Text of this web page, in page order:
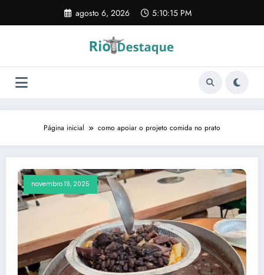
o
agosto 6, 2026 5:10:15 PM
Página inicial como apoiar o projeto comida no prato
novembro 19, 2025